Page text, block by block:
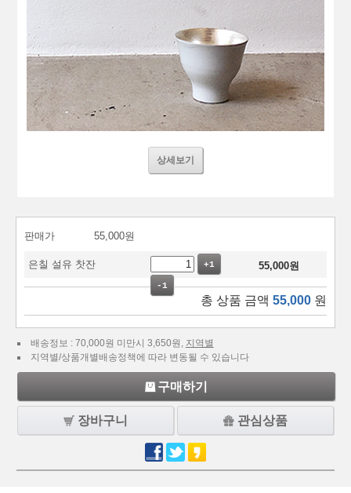
상세보기
판매가 55,000원
은칠 설유 찻잔 +1
-1
55,000원
총 상품 금액 55,000 원
배송정보 : 70,000원 미만시 3,650원, 지역별
지역별/상품개별배송정책에 따라 변동될 수 있습니다
구매하기
장바구니 관심상품